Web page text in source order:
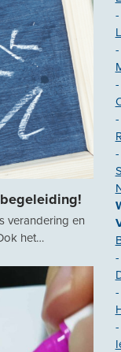
verandering en
het…
-
-
-
-
-
-
-
-